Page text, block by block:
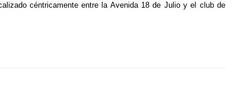
céntricamente entre la Avenida 18 de Julio y el club de